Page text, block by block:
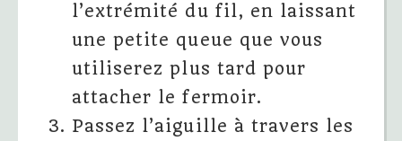
l’extrémité du fil, en laissant
une petite queue que vous
utiliserez plus tard pour
attacher le fermoir.
Passez l’aiguille à travers les